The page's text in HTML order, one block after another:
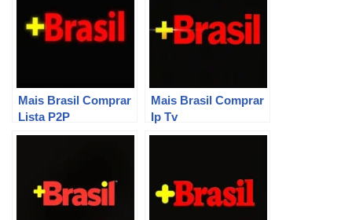
Mais Brasil Comprar
Lista P2P
Mais Brasil Comprar
Ip Tv